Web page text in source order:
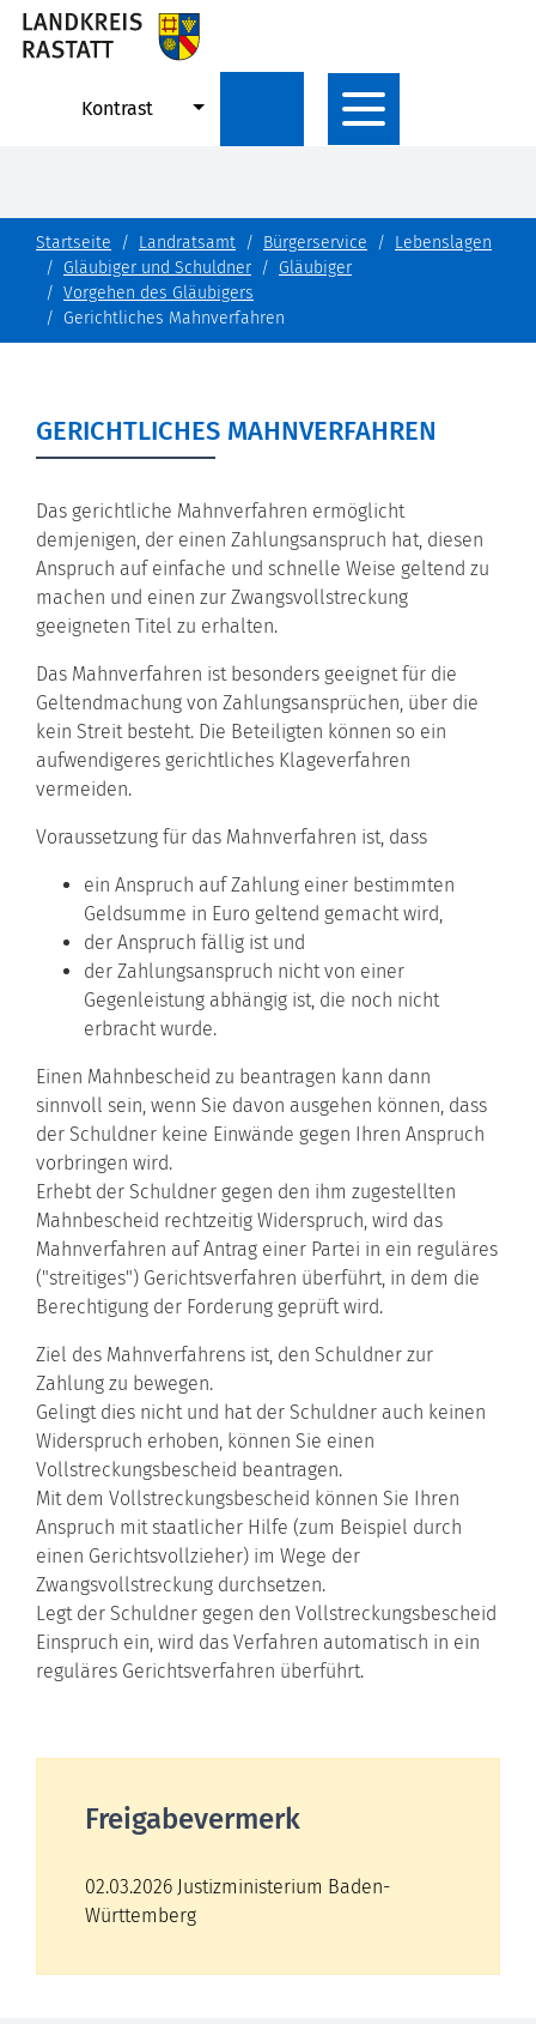
Kontrast
Startseite Landratsamt Bürgerservice
Lebenslagen
Gläubiger und Schuldner
Gläubiger
Vorgehen des Gläubigers
Gerichtliches Mahnverfahren
GERICHTLICHES MAHNVERFAHREN
Das gerichtliche Mahnverfahren ermöglicht
demjenigen, der einen Zahlungsanspruch hat, diesen
Anspruch auf einfache und schnelle Weise geltend zu
machen und einen zur Zwangsvollstreckung
geeigneten Titel zu erhalten.
Das Mahnverfahren ist besonders geeignet für die
Geltendmachung von Zahlungsansprüchen, über die
kein Streit besteht. Die Beteiligten können so ein
aufwendigeres gerichtliches Klageverfahren
vermeiden.
Voraussetzung für das Mahnverfahren ist, dass
ein Anspruch auf Zahlung einer bestimmten
Geldsumme in Euro geltend gemacht wird,
der Anspruch fällig ist und
der Zahlungsanspruch nicht von einer
Gegenleistung abhängig ist, die noch nicht
erbracht wurde.
Einen Mahnbescheid zu beantragen kann dann
sinnvoll sein, wenn Sie davon ausgehen können, dass
der Schuldner keine Einwände gegen Ihren Anspruch
vorbringen wird.
Erhebt der Schuldner gegen den ihm zugestellten
Mahnbescheid rechtzeitig Widerspruch, wird das
Mahnverfahren auf Antrag einer Partei in ein reguläres
("streitiges") Gerichtsverfahren überführt, in dem die
Berechtigung der Forderung geprüft wird.
Ziel des Mahnverfahrens ist, den Schuldner zur
Zahlung zu bewegen.
Gelingt dies nicht und hat der Schuldner auch keinen
Widerspruch erhoben, können Sie einen
Vollstreckungsbescheid beantragen.
Mit dem Vollstreckungsbescheid können Sie Ihren
Anspruch mit staatlicher Hilfe (zum Beispiel durch
einen Gerichtsvollzieher) im Wege der
Zwangsvollstreckung durchsetzen.
Legt der Schuldner gegen den Vollstreckungsbescheid
Einspruch ein, wird das Verfahren automatisch in ein
reguläres Gerichtsverfahren überführt.
Freigabevermerk
02.03.2026 Justizministerium Baden-
Württemberg